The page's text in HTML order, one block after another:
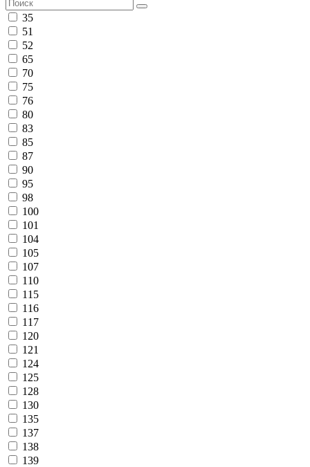
35
51
52
65
70
75
76
80
83
85
87
90
95
98
100
101
104
105
107
110
115
116
117
120
121
124
125
128
130
135
137
138
139